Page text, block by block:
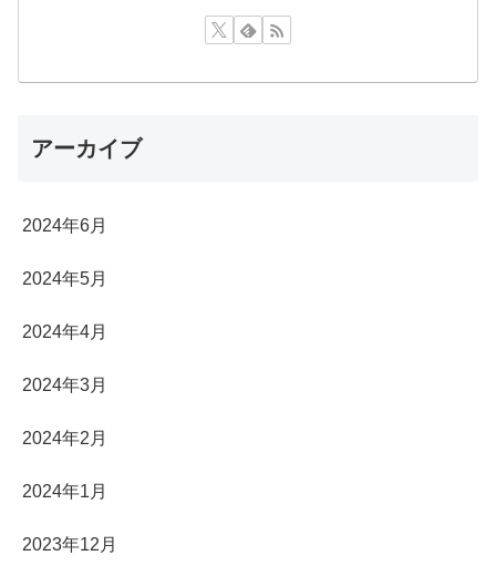
アーカイブ
2024年6月
2024年5月
2024年4月
2024年3月
2024年2月
2024年1月
2023年12月